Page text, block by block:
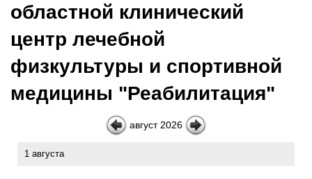
областной клинический
центр лечебной
физкультуры и спортивной
медицины "Реабилитация"
август 2026
1 августа